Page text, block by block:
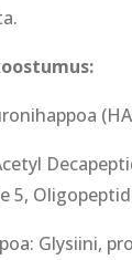
5,
Glysiini,